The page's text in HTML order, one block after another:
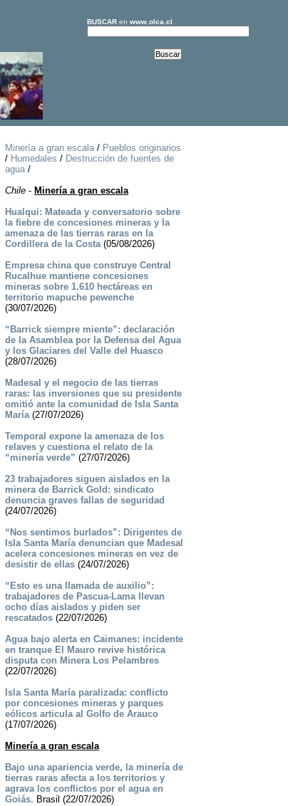
BUSCARen www.olca.cl
Minería a gran escala/ Pueblos originarios
/ Humedales / Destrucción de fuentes de
agua/
Chile- Minería a gran escala
Hualqui: Mateada y conversatorio sobre
la fiebre de concesiones mineras y la
amenaza de las tierras raras en la
Cordillera de la Costa(05/08/2026)
Empresa china que construye Central
Rucalhue mantiene concesiones
mineras sobre 1.610 hectáreas en
territorio mapuche pewenche
(30/07/2026)
“Barrick siempre miente”: declaración
de la Asamblea por la Defensa del Agua
y los Glaciares del Valle del Huasco
(28/07/2026)
Madesal y el negocio de las tierras
raras: las inversiones que su presidente
omitió ante la comunidad de Isla Santa
María(27/07/2026)
Temporal expone la amenaza de los
relaves y cuestiona el relato de la
“minería verde” (27/07/2026)
23 trabajadores siguen aislados en la
minera de Barrick Gold: sindicato
denuncia graves fallas de seguridad
(24/07/2026)
“Nos sentimos burlados”: Dirigentes de
Isla Santa María denuncian que Madesal
acelera concesiones mineras en vez de
desistir de ellas(24/07/2026)
“Esto es una llamada de auxilio”:
trabajadores de Pascua-Lama llevan
ocho días aislados y piden ser
rescatados(22/07/2026)
Agua bajo alerta en Caimanes: incidente
en tranque El Mauro revive histórica
disputa con Minera Los Pelambres
(22/07/2026)
Isla Santa María paralizada: conflicto
por concesiones mineras y parques
eólicos articula al Golfo de Arauco
(17/07/2026)
Minería a gran escala
Bajo una apariencia verde, la minería de
tierras raras afecta a los territorios y
agrava los conflictos por el agua en
Goiás. Brasil (22/07/2026)